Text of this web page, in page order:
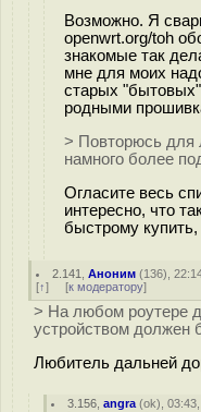
Возможно. Я
openwrt.org/toh
знакомые так
мне для моих
старых
родными
> Повторюсь для
намного более
Огласите весь
интересно, что
быстрому
2.141 ,Аноним (136),
[↑] [к модератору]
> На любом роутере
устройством должен
Любитель дальней
3.156 ,angra (ok),